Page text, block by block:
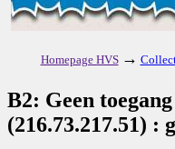
Homepage HVS →
B2: Geen
(216.73.217.51) :